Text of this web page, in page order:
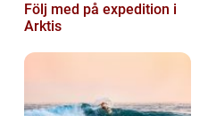
Följ med på expedition i
Arktis